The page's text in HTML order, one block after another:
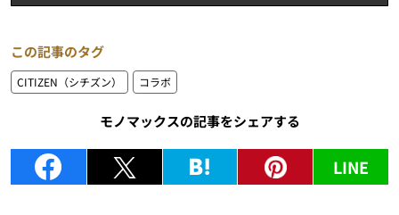
この記事のタグ
CITIZEN（シチズン） コラボ
モノマックスの記事をシェアする
LINE